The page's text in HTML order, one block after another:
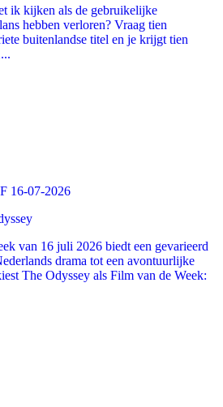
ik kijken als de gebruikelijke
hebben verloren? Vraag tien
buitenlandse titel en je krijgt tien
16-07-2026
van 16 juli 2026 biedt een gevarieerd
drama tot een avontuurlijke
The Odyssey als Film van de Week: